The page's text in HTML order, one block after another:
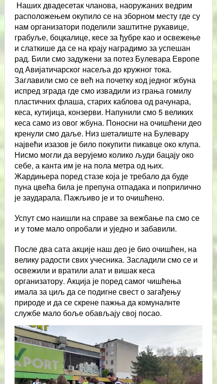
Наших двадесетак чланова, наоружаних ведрим
расположењем окупило се на зборном месту где су
нам организатори поделили заштитне рукавице,
грабуље, боцкалице, кесе за ђубре као и освежење
и слаткише да се на крају наградимо за успешан
рад. Били смо задужени за потез Булевара Европе
од Авијатичарског насеља до кружног тока.
Заглавили смо се већ на почетку код једног жбуна
испред зграда где смо извадили из грања гомилу
пластичних флаша, старих каблова од рачунара,
кеса, кутијица, конзерви. Напунили смо 5 великих
кеса само из овог жбуна. Поносни на очишћени део
кренули смо даље. Низ шеталиште на Булевару
највећи изазов је било покупити пикавце око клупа.
Нисмо могли да верујемо колико људи бацају око
себе, а канта им је на пола метра од њих.
Жардињера поред стазе која је требало да буде
пуна цвећа била је препуна отпадака и поприлично
је заударала. Пажљиво је и то очишћено.
Успут смо наишли на справе за вежбање па смо се
и у томе мало опробали и уједно и забавили.
После два сата акције наш део је био очишћен, на
велику радости свих учесника. Засладили смо се и
освежили и вратили алат и вишак кеса
организатору. Акција је поред самог чишћења
имала за циљ да се подигне свест о загађењу
природе и да се скрене пажња да комуналнте
службе мало боље обављају свој посао.